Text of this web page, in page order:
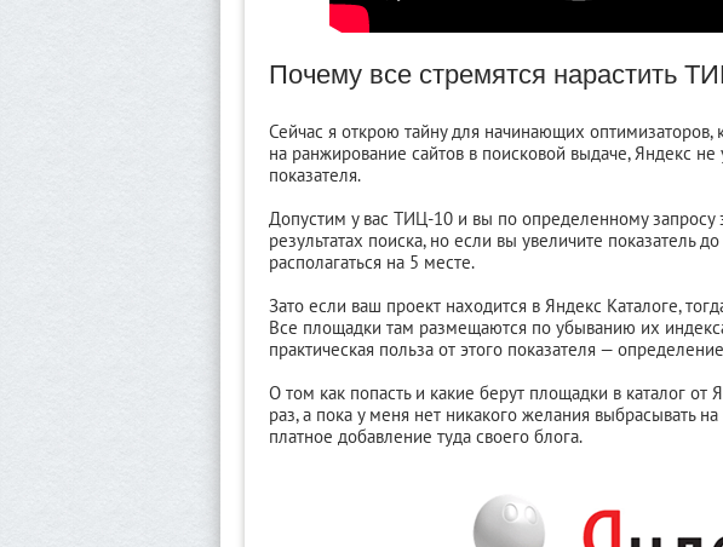
Почему все стремятся нарастить
Сейчас я открою тайну для начинающих оптимизаторов,
на ранжирование сайтов в поисковой выдаче, Яндекс не
показателя.
Допустим у вас ТИЦ-10 и вы по определенному запросу
результатах поиска, но если вы увеличите показатель
располагаться на 5 месте.
Зато если ваш проект находится в Яндекс Каталоге,
Все площадки там размещаются по убыванию их
практическая польза от этого показателя —
О том как попасть и какие берут площадки в каталог от
раз, а пока у меня нет никакого желания выбрасывать
платное добавление туда своего блога.